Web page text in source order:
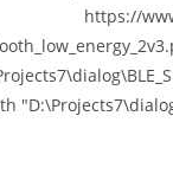
https://